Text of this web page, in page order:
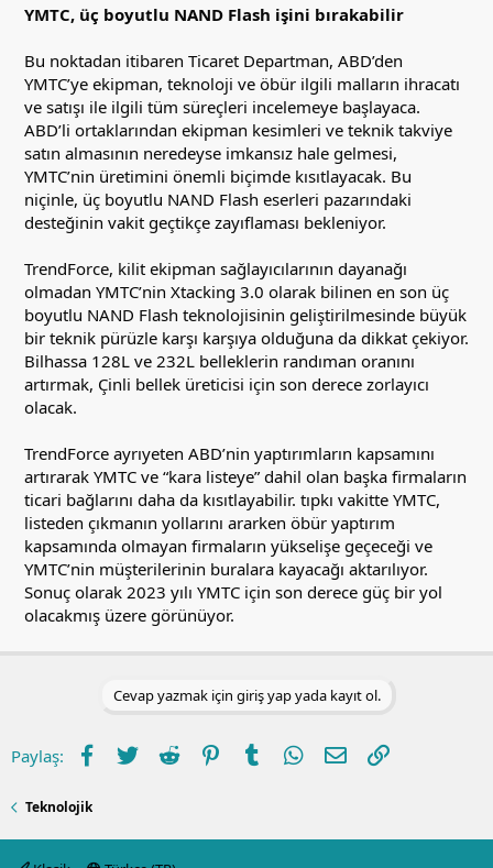
YMTC, üç boyutlu NAND Flash işini bırakabilir
Bu noktadan itibaren Ticaret Departman, ABD’den
YMTC’ye ekipman, teknoloji ve öbür ilgili malların ihracatı
ve satışı ile ilgili tüm süreçleri incelemeye başlayaca.
ABD’li ortaklarından ekipman kesimleri ve teknik takviye
satın almasının neredeyse imkansız hale gelmesi,
YMTC’nin üretimini önemli biçimde kısıtlayacak. Bu
niçinle, üç boyutlu NAND Flash eserleri pazarındaki
desteğinin vakit geçtikçe zayıflaması bekleniyor.
TrendForce, kilit ekipman sağlayıcılarının dayanağı
olmadan YMTC’nin Xtacking 3.0 olarak bilinen en son üç
boyutlu NAND Flash teknolojisinin geliştirilmesinde büyük
bir teknik pürüzle karşı karşıya olduğuna da dikkat çekiyor.
Bilhassa 128L ve 232L belleklerin randıman oranını
artırmak, Çinli bellek üreticisi için son derece zorlayıcı
olacak.
TrendForce ayrıyeten ABD’nin yaptırımların kapsamını
artırarak YMTC ve “kara listeye” dahil olan başka firmaların
ticari bağlarını daha da kısıtlayabilir. tıpkı vakitte YMTC,
listeden çıkmanın yollarını ararken öbür yaptırım
kapsamında olmayan firmaların yükselişe geçeceği ve
YMTC’nin müşterilerinin buralara kayacağı aktarılıyor.
Sonuç olarak 2023 yılı YMTC için son derece güç bir yol
olacakmış üzere görünüyor.
Cevap yazmak için giriş yap yada kayıt ol.
Paylaş: Facebook
TwitterReddit PinterestTumblrWhatsApp
E-postaLink
Teknolojik